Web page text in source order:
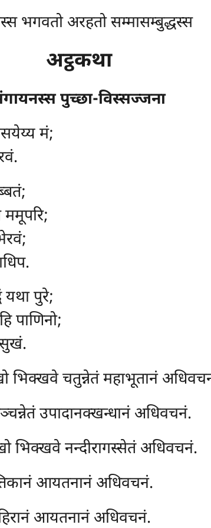
भगवतो अरहतो सम्मासम्बुद्धस्स
अट्ठकथा
पुच्छा-विस्सज्जना
मं;
ममूपरि;
यथा पुरे;
पाणिनो;
सुखं.
भिक्खवे चतुन्नेतं महाभूतानं
उपादानक्खन्धानं अधिवचनं.
भिक्खवे नन्दीरागस्सेतं अधिवचनं.
आयतनानं अधिवचनं.
आयतनानं अधिवचनं.